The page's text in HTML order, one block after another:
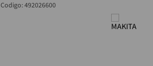
Codigo:492026600